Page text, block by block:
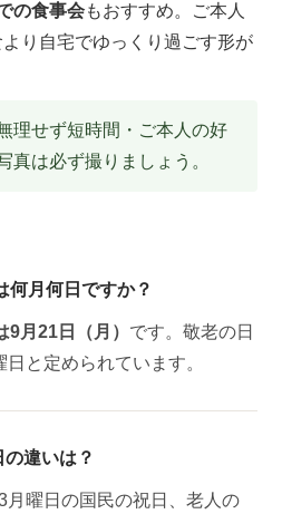
の食事会もおすすめ。ご本人
り自宅でゆっくり過ごす形が
理せず短時間・ご本人の好
真は必ず撮りましょう。
何月何日ですか？
月21日（月） です。敬老の日
と定められています。
違いは？
月曜日の国民の祝日、老人の